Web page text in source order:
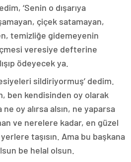
‘Senin o dışarıya
çiçek satamayan,
temizliğe gidemeyenin
veresiye defterine
ödeyecek ya.
sildiriyormuş’ dedim.
ben kendisinden oy olarak
oy alırsa alsın, ne yaparsa
ve nerelere kadar, en güzel
taşısın. Ama bu başkana
be helal olsun.